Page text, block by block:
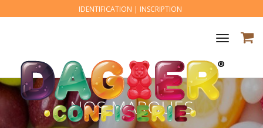
IDENTIFICATION | INSCRIPTION
Toggle
NOS MARQUES